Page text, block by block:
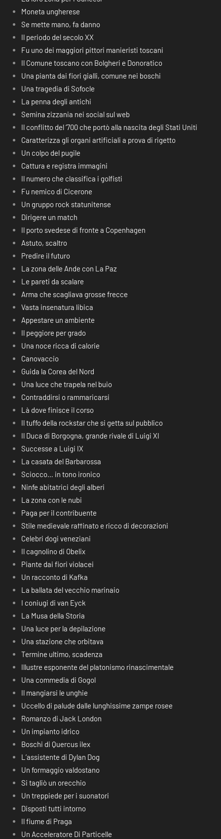
Moneta ungherese
Se mette mano, fa danno
Il periodo del secolo XX
Fu uno dei maggiori pittori manieristi toscani
Il Comune toscano con Bolgheri e Donoratico
Una pianta dai fiori gialli, comune nei boschi
Una tragedia di Sofocle
La penna degli antichi
Semina zizzania nei social sul web
Il conflitto del ‘700 che portò alla nascita degli Stati Uniti
Caratterizza gli organi artificiali a prova di rigetto
Un colpo del pugile
Cattura e registra immagini
Il numero che classifica i golfisti
Fu nemico di Cicerone
Un gruppo rock statunitense
Dirigere un match
Il porto svedese di fronte a Copenhagen
Astuto, scaltro
Predire il futuro
La zona delle Ande con La Paz
Le pareti da scalare
Arma che scagliava grosse frecce
Vasta insenatura libica
Appestare un ambiente
Il peggiore per grado
Una noce ricca di calorie
Canovaccio
Guida la Corea del Nord
Una luce che trapela nel buio
Contraddirsi o rammaricarsi
Là dove finisce il corso
Il tuffo della rockstar che si getta sul pubblico
Il Duca di Borgogna, grande rivale di Luigi XI
Successe a Luigi IX
La casata del Barbarossa
Sciocco… in tono ironico
Ninfe abitatrici degli alberi
La zona con le nubi
Paga per il contribuente
Stile medievale raffinato e ricco di decorazioni
Celebri dogi veneziani
Il cagnolino di Obelix
Piante dai fiori violacei
Un racconto di Kafka
La ballata del vecchio marinaio
I coniugi di van Eyck
La Musa della Storia
Una luce per la depilazione
Una stazione che orbitava
Termine ultimo, scadenza
Illustre esponente del platonismo rinascimentale
Una commedia di Gogol
Il mangiarsi le unghie
Uccello di palude dalle lunghissime zampe rosee
Romanzo di Jack London
Un impianto idrico
Boschi di Quercus ilex
L’assistente di Dylan Dog
Un formaggio valdostano
Si tagliò un orecchio
Un treppiede per i suonatori
Disposti tutti intorno
Il fiume di Praga
Un Acceleratore Di Particelle